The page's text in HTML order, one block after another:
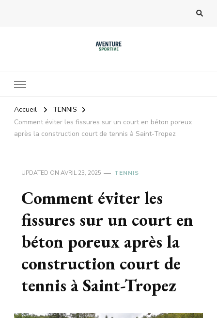
Accueil
TENNIS
Comment éviter les fissures sur un court en béton poreux
après la construction court de tennis à Saint-Tropez
UPDATED ON AVRIL 23, 2025 TENNIS
Comment éviter les
fissures sur un court en
béton poreux après la
construction court de
tennis à Saint-Tropez